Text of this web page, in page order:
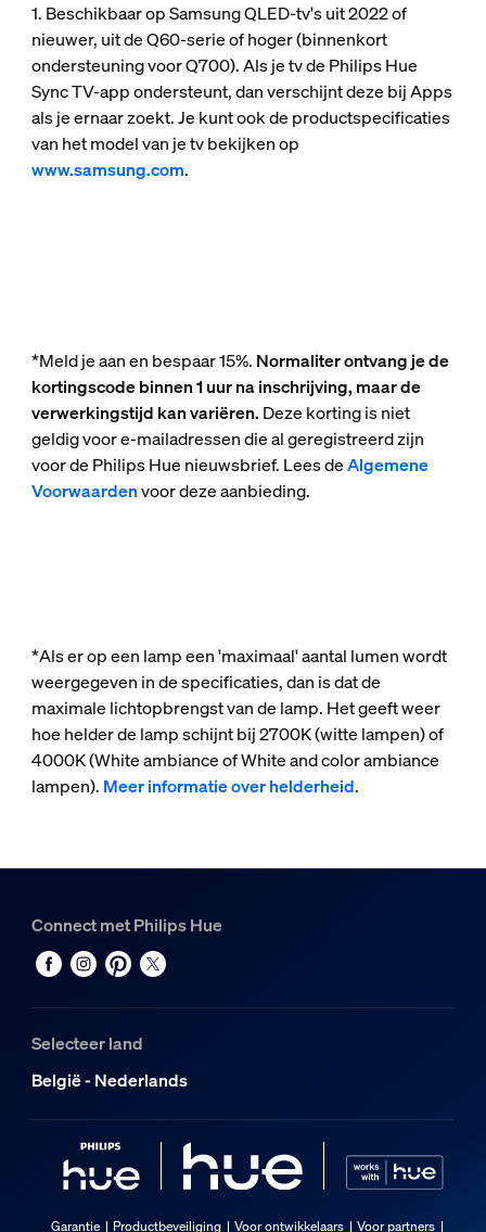
1. Beschikbaar op Samsung QLED-tv's uit 2022 of
nieuwer, uit de Q60-serie of hoger (binnenkort
ondersteuning voor Q700). Als je tv de Philips Hue
Sync TV-app ondersteunt, dan verschijnt deze bij Apps
als je ernaar zoekt. Je kunt ook de productspecificaties
van het model van je tv bekijken op
www.samsung.com.
*Meld je aan en bespaar 15%. Normaliter ontvang je de
kortingscode binnen 1 uur na inschrijving, maar de
verwerkingstijd kan variëren. Deze korting is niet
geldig voor e-mailadressen die al geregistreerd zijn
voor de Philips Hue nieuwsbrief. Lees deAlgemene
Voorwaardenvoor deze aanbieding.
*Als er op een lamp een 'maximaal' aantal lumen wordt
weergegeven in de specificaties, dan is dat de
maximale lichtopbrengst van de lamp. Het geeft weer
hoe helder de lamp schijnt bij 2700K (witte lampen) of
4000K (White ambiance of White and color ambiance
lampen). Meer informatie over helderheid.
Connect met Philips Hue
Selecteer land
België - Nederlands
Garantie Productbeveiliging Voor ontwikkelaars Voor partners